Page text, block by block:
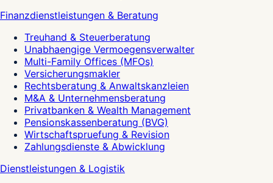
Finanzdienstleistungen & Beratung
Treuhand & Steuerberatung
Unabhaengige Vermoegensverwalter
Multi-Family Offices (MFOs)
Versicherungsmakler
Rechtsberatung & Anwaltskanzleien
M&A & Unternehmensberatung
Privatbanken & Wealth Management
Pensionskassenberatung (BVG)
Wirtschaftspruefung & Revision
Zahlungsdienste & Abwicklung
Dienstleistungen & Logistik